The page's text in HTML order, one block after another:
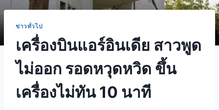
ข่าวทั่วไป
เครื่องบินแอร์อินเดีย สาวพูด
ไม่ออก รอดหวุดหวิด ขึ้น
เครื่องไม่ทัน 10 นาที